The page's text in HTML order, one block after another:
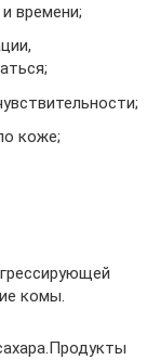
времени;
коже;
комы.